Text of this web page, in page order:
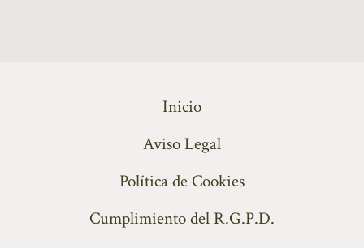
Inicio
Aviso Legal
Política de Cookies
Cumplimiento del R.G.P.D.